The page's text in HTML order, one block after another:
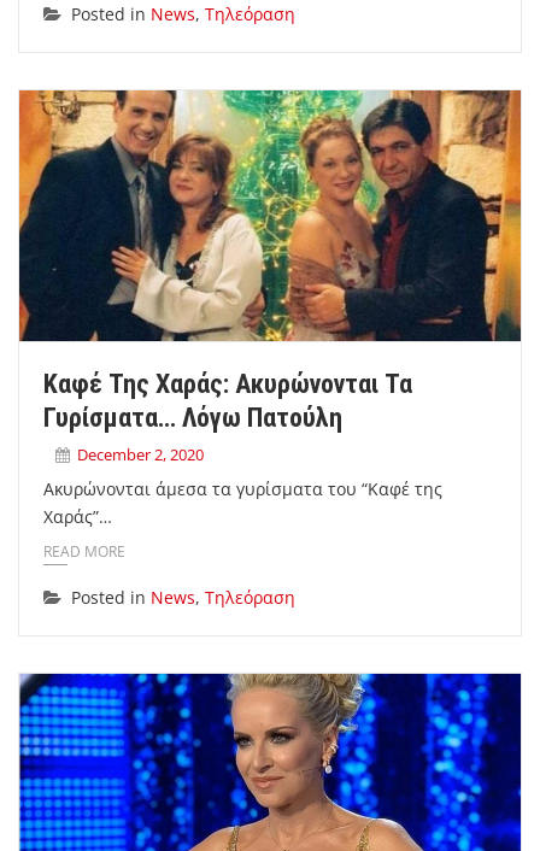
Posted in News, Τηλεόραση
Καφέ Της Χαράς: Ακυρώνονται Τα
Γυρίσματα… Λόγω Πατούλη
December 2, 2020
Ακυρώνονται άμεσα τα γυρίσματα του “Καφέ της
Χαράς”…
READ MORE
Posted in News, Τηλεόραση